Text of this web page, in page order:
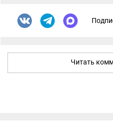
Читать